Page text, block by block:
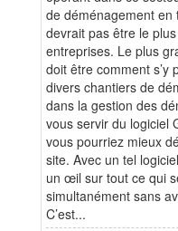
de déménagement
devrait pas être le
entreprises. Le plus
doit être comment s’y
divers chantiers de
dans la gestion des
vous servir du logiciel
vous pourriez mieux
site. Avec un tel
un œil sur tout ce qui
simultanément sans
C’est...